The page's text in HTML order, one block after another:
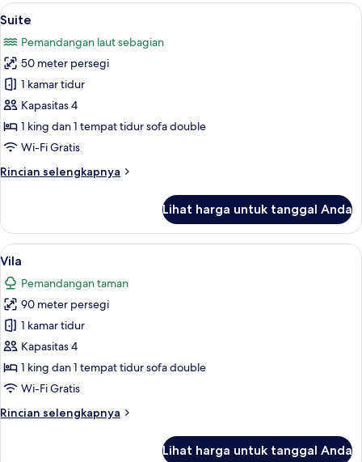
Lihat
semua
foto
untuk
Suite
Minibar gratis, brankas, meja kerja,
4
Suite
Pemandangan laut sebagian
50 meter persegi
1 kamar tidur
Kapasitas 4
1 king dan 1 tempat tidur sofa double
Wi-Fi Gratis
Rincian selengkapnya
Rincian
Suite
Lihat harga untuk tanggal Anda
Lihat
semua
foto
untuk
Vila
Vila | Minibar gratis, brankas, meja
7
Vila
Pemandangan taman
90 meter persegi
1 kamar tidur
Kapasitas 4
1 king dan 1 tempat tidur sofa double
Wi-Fi Gratis
Rincian selengkapnya
Rincian
Lihat harga untuk tanggal Anda